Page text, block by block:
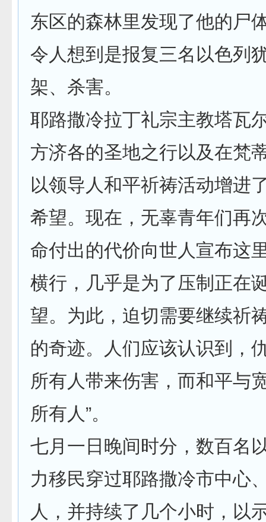
东区的森林里发现了他的尸
令人想到是报复三名以色列
架、杀害。
耶路撒冷拉丁礼宗主教塔瓦
方济各的圣地之行以及在梵
以领导人和平祈祷活动增进
希望。现在，无辜青年们再
命付出的代价向世人宣布这
横行，几乎是为了压制正在
望。为此，迫切需要继续祈
的奇迹。人们应该认识到，
所有人带来伤害，而和平与
所有人”。
七月一日晚间时分，数百名
力移民穿过耶路撒冷市中心
人，并持续了几个小时，以